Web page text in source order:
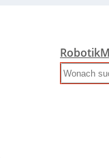
Robotik
Search